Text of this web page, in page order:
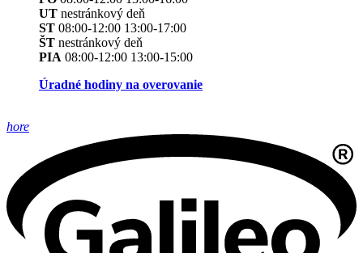
UT nestránkový deň
ST 08:00-12:00 13:00-17:00
ŠT nestránkový deň
PIA 08:00-12:00 13:00-15:00
Úradné hodiny na overovanie
hore